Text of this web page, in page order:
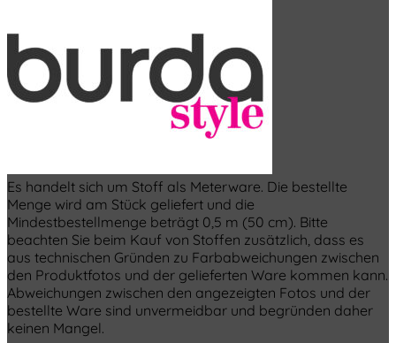
Es handelt sich um Stoff als Meterware. Die bestellte
Menge wird am Stück geliefert und die
Mindestbestellmenge beträgt 0,5 m (50 cm). Bitte
beachten Sie beim Kauf von Stoffen zusätzlich, dass es
aus technischen Gründen zu Farbabweichungen zwischen
den Produktfotos und der gelieferten Ware kommen kann.
Abweichungen zwischen den angezeigten Fotos und der
bestellte Ware sind unvermeidbar und begründen daher
keinen Mangel.